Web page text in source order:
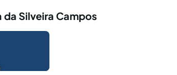
Silveira Campos